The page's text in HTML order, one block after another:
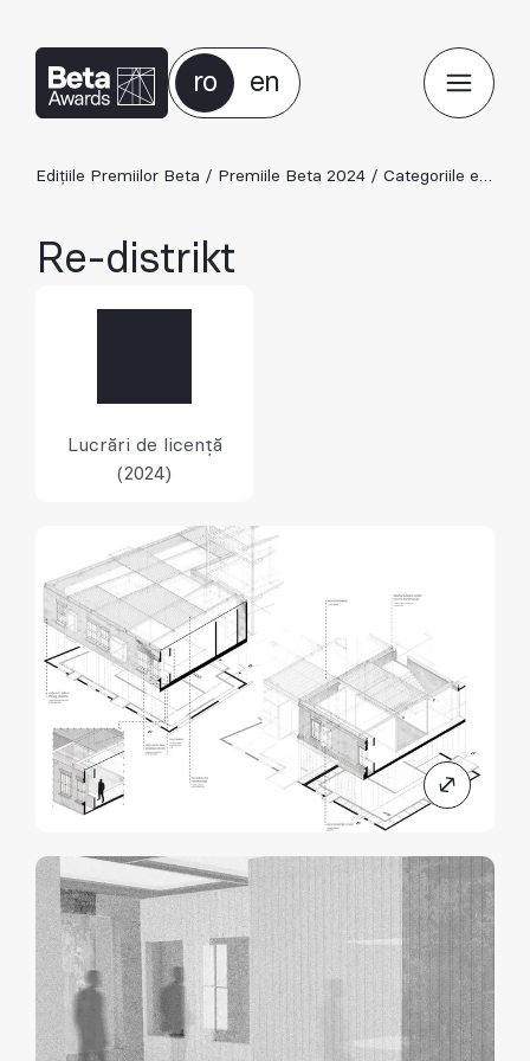
ro en
Edițiile Premiilor Beta / Premiile Beta 2024 / Categoriile ediției 2024
Re-distrikt
Lucrări de licență
(2024)